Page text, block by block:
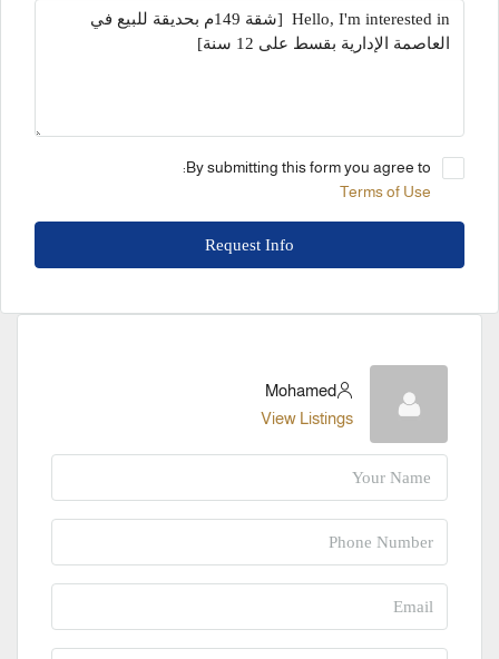
By submitting this form you agree to:
Terms of Use
Request Info
Mohamed
View Listings